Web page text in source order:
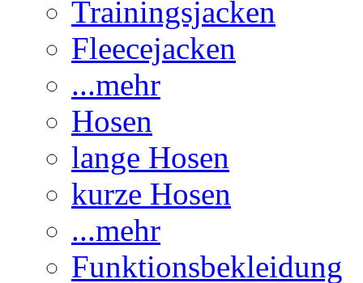
Trainingsjacken
Fleecejacken
...mehr
Hosen
lange Hosen
kurze Hosen
...mehr
Funktionsbekleidung